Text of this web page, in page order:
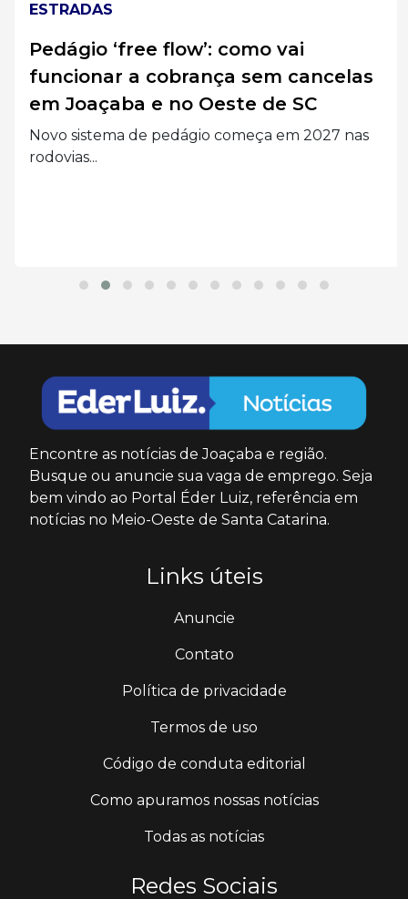
ESTRADAS
Pedágio ‘free flow’: como vai
funcionar a cobrança sem cancelas
em Joaçaba e no Oeste de SC
Novo sistema de pedágio começa em 2027 nas
rodovias...
Encontre as notícias de Joaçaba e região.
Busque ou anuncie sua vaga de emprego. Seja
bem vindo ao Portal Éder Luiz, referência em
notícias no Meio-Oeste de Santa Catarina.
Links úteis
Anuncie
Contato
Política de privacidade
Termos de uso
Código de conduta editorial
Como apuramos nossas notícias
Todas as notícias
Redes Sociais